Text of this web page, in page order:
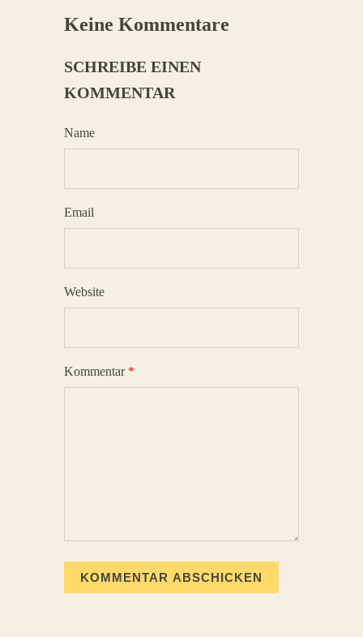
Keine Kommentare
SCHREIBE EINEN
KOMMENTAR
Name
Email
Website
Kommentar *